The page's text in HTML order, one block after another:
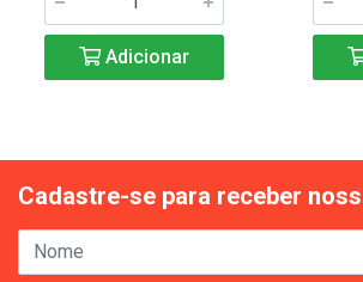
Adicionar
Cadastre-se para receber